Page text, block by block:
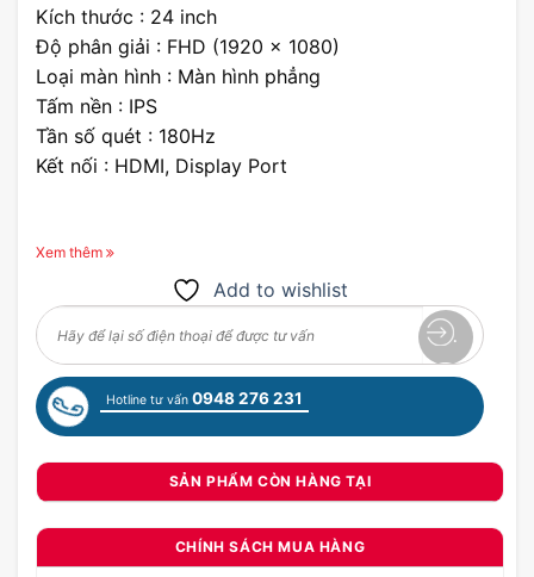
Kích thước : 24 inch
Độ phân giải : FHD (1920 x 1080)
Loại màn hình : Màn hình phẳng
Tấm nền : IPS
Tần số quét : 180Hz
Kết nối : HDMI, Display Port
Xem thêm
Add to wishlist
Hotline tư vấn 0948 276 231
SẢN PHẨM CÒN HÀNG TẠI
CHÍNH SÁCH MUA HÀNG